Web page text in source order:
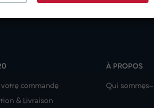
votre commande
& Livraison
À PROPOS
Qui